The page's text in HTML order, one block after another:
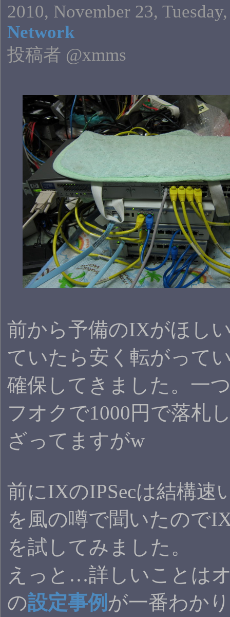
2010, November 23,
Network
投稿者 @xmms
前から予備のIXがほし
ていたら安く転がって
確保してきました。一
フオクで1000円で落札
ざってますがw
前にIXのIPSecは結構速
を風の噂で聞いたので
を試してみました。
えっと…詳しいことは
の設定事例 が一番わか